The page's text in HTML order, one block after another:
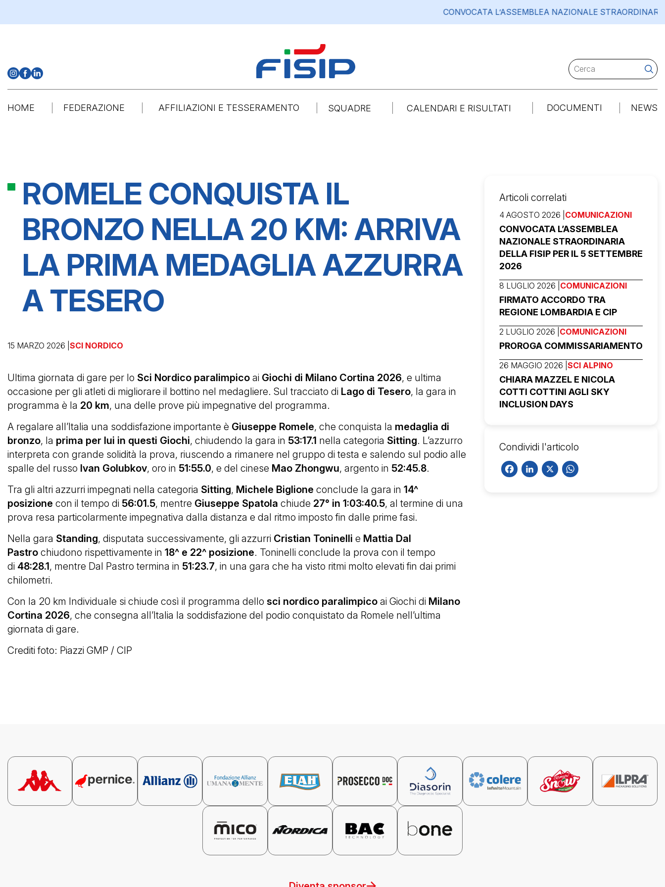
CONVOCATA L’ASSEMBLEA NAZIONALE STRAORDINARIA
HOME FEDERAZIONE AFFILIAZIONI E TESSERAMENTO SQUADRE
BOB BIATHLON
CALENDARI E RISULTATI
SCI ALPINO SCI NORDICO
BOB BIATHLON
CAMPIONATI ITALIANI
DOCUMENTI NEWS
ROMELE CONQUISTA IL
BRONZO NELLA 20 KM: ARRIVA
LA PRIMA MEDAGLIA AZZURRA
A TESERO
15 MARZO 2026 | SCI NORDICO
Ultima giornata di gare per lo Sci Nordico paralimpico ai Giochi di Milano Cortina 2026, e ultima
occasione per gli atleti di migliorare il bottino nel medagliere. Sul tracciato di Lago di Tesero, la gara in
programma è la 20 km, una delle prove più impegnative del programma.
A regalare all’Italia una soddisfazione importante è Giuseppe Romele, che conquista la medaglia di
bronzo, la prima per lui in questi Giochi, chiudendo la gara in 53:17.1 nella categoria Sitting. L’azzurro
interpreta con grande solidità la prova, riuscendo a rimanere nel gruppo di testa e salendo sul podio alle
spalle del russo Ivan Golubkov, oro in 51:55.0, e del cinese Mao Zhongwu, argento in 52:45.8.
Tra gli altri azzurri impegnati nella categoria Sitting, Michele Biglione conclude la gara in 14^
posizione con il tempo di 56:01.5, mentre Giuseppe Spatola chiude 27° in 1:03:40.5, al termine di una
prova resa particolarmente impegnativa dalla distanza e dal ritmo imposto fin dalle prime fasi.
Nella gara Standing, disputata successivamente, gli azzurri Cristian Toninelli e Mattia Dal
Pastro chiudono rispettivamente in 18^ e 22^ posizione. Toninelli conclude la prova con il tempo
di 48:28.1, mentre Dal Pastro termina in 51:23.7, in una gara che ha visto ritmi molto elevati fin dai primi
chilometri.
Con la 20 km Individuale si chiude così il programma dello sci nordico paralimpico ai Giochi di Milano
Cortina 2026, che consegna all’Italia la soddisfazione del podio conquistato da Romele nell’ultima
giornata di gare.
Crediti foto: Piazzi GMP / CIP
Articoli correlati
4 AGOSTO 2026 | COMUNICAZIONI
CONVOCATA L’ASSEMBLEA
NAZIONALE STRAORDINARIA
DELLA FISIP PER IL 5 SETTEMBRE
2026
8 LUGLIO 2026 | COMUNICAZIONI
FIRMATO ACCORDO TRA
REGIONE LOMBARDIA E CIP
2 LUGLIO 2026 | COMUNICAZIONI
PROROGA COMMISSARIAMENTO
26 MAGGIO 2026 | SCI ALPINO
CHIARA MAZZEL E NICOLA
COTTI COTTINI AGLI SKY
INCLUSION DAYS
Condividi l'articolo